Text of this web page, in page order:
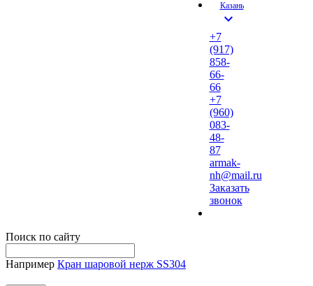
Казань
expand_more
+7
(917)
858-
66-
66
+7
(960)
083-
48-
87
armak-
nh@mail.ru
Заказать
звонок
Поиск по сайту
Например Кран шаровой нерж SS304